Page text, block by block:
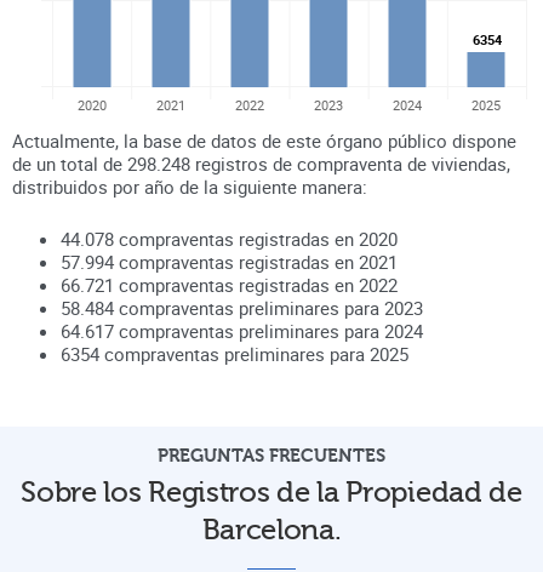
6354
6354
2020 2021 2022 2023 2024 2025
Actualmente, la base de datos de este órgano público dispone
de un total de 298.248 registros de compraventa de viviendas,
distribuidos por año de la siguiente manera:
44.078 compraventas registradas en 2020
57.994 compraventas registradas en 2021
66.721 compraventas registradas en 2022
58.484 compraventas preliminares para 2023
64.617 compraventas preliminares para 2024
6354 compraventas preliminares para 2025
PREGUNTAS FRECUENTES
Sobre los Registros de la Propiedad de
Barcelona.